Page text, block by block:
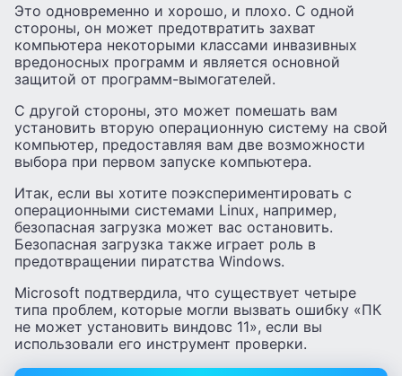
Это одновременно и хорошо, и плохо. С одной
стороны, он может предотвратить захват
компьютера некоторыми классами инвазивных
вредоносных программ и является основной
защитой от программ-вымогателей.
С другой стороны, это может помешать вам
установить вторую операционную систему на свой
компьютер, предоставляя вам две возможности
выбора при первом запуске компьютера.
Итак, если вы хотите поэкспериментировать с
операционными системами Linux, например,
безопасная загрузка может вас остановить.
Безопасная загрузка также играет роль в
предотвращении пиратства Windows.
Microsoft подтвердила, что существует четыре
типа проблем, которые могли вызвать ошибку «ПК
не может установить виндовс 11», если вы
использовали его инструмент проверки.